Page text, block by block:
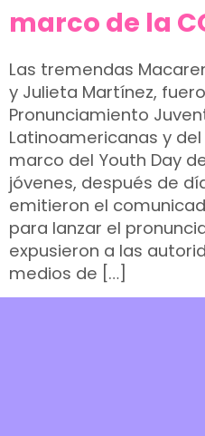
marco de la
Las tremendas
y Julieta Martínez,
Pronunciamiento
Latinoamericanas y del
marco del Youth Day
jóvenes, después de
emitieron el
para lanzar el
expusieron a las
medios de […]